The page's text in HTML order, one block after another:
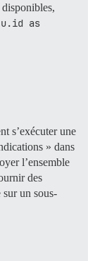
u.id as
s’exécuter une
» dans
l’ensemble
des
sur un sous-